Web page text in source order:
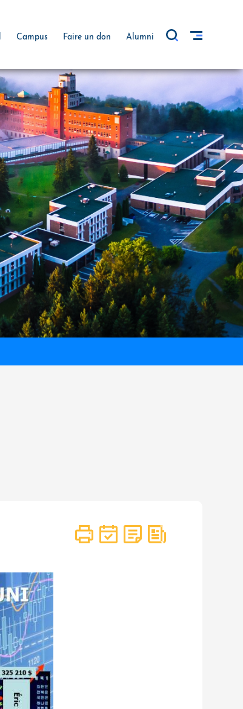
Campus Faire un don Alumni